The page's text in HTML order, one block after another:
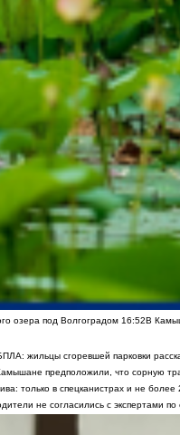
озера под Волгоградом 16:52В
жильцы сгоревшей парковки
предположили, что сорную
только в спецканистрах и не
не согласились с экспертами